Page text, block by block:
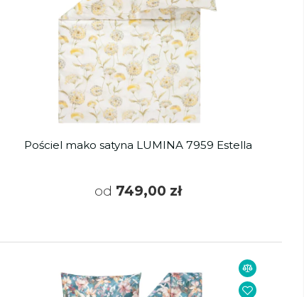
Pościel mako satyna LUMINA 7959 Estella
od 749,00 zł